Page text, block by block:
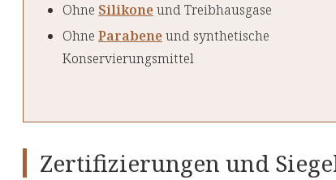
Ohne Silikone und Treibhausgase
Ohne Parabene und synthetische
Konservierungsmittel
Zertifizierungen und